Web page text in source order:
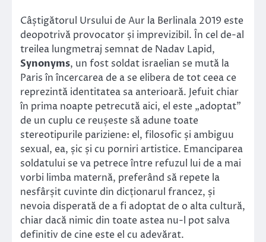
Câștigătorul Ursului de Aur la Berlinala 2019 este
deopotrivă provocator și imprevizibil. În cel de-al
treilea lungmetraj semnat de Nadav Lapid,
Synonyms, un fost soldat israelian se mută la
Paris în încercarea de a se elibera de tot ceea ce
reprezintă identitatea sa anterioară. Jefuit chiar
în prima noapte petrecută aici, el este „adoptat”
de un cuplu ce reușeste să adune toate
stereotipurile pariziene: el, filosofic și ambiguu
sexual, ea, șic și cu porniri artistice. Emanciparea
soldatului se va petrece între refuzul lui de a mai
vorbi limba maternă, preferând să repete la
nesfârșit cuvinte din dicționarul francez, și
nevoia disperată de a fi adoptat de o alta cultură,
chiar dacă nimic din toate astea nu-l pot salva
definitiv de cine este el cu adevărat.